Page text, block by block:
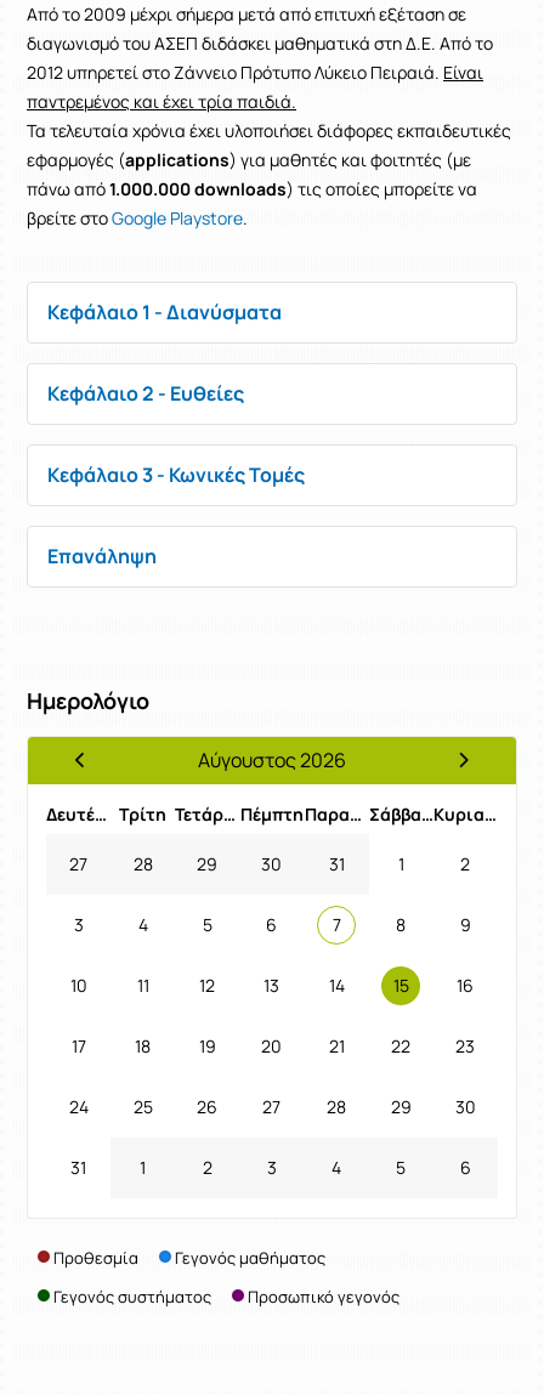
Από το 2009 μέχρι σήμερα μετά από επιτυχή εξέταση σε
διαγωνισμό του ΑΣΕΠ διδάσκει μαθηματικά στη Δ.Ε. Από το
2012 υπηρετεί στο Ζάννειο Πρότυπο Λύκειο Πειραιά. Είναι
παντρεμένος και έχει τρία παιδιά.
Τα τελευταία χρόνια έχει υλοποιήσει διάφορες εκπαιδευτικές
εφαρμογές (applications) για μαθητές και φοιτητές (με
πάνω από1.000.000 downloads) τις οποίες μπορείτε να
βρείτε στοGoogle Playstore.
Κεφάλαιο 1 - Διανύσματα
Κεφάλαιο 2 - Ευθείες
Κεφάλαιο 3 - Κωνικές Τομές
Επανάληψη
Ημερολόγιο
Προηγούμενος ΜήναςΑύγουστος 2026
Επόμενος
Δευτέρα Τρίτη Τετάρτη Πέμπτη Παρασκευή Σάββατο Κυριακή
27 28 29 30 31 1 2
3 4 5 6 7 8 9
10 11 12 13 14 15 16
17 18 19 20 21 22 23
24 25 26 27 28 29 30
31 1 2 3 4 5 6
Προθεσμία
Γεγονός μαθήματος
Γεγονός συστήματος
Προσωπικό γεγονός